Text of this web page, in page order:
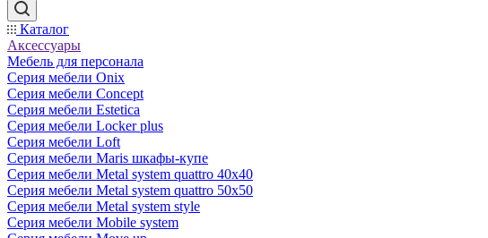
Каталог
Аксессуары
Мебель для персонала
Серия мебели Onix
Серия мебели Concept
Серия мебели Estetica
Серия мебели Locker plus
Серия мебели Loft
Серия мебели Maris шкафы-купе
Серия мебели Metal system quattro 40x40
Серия мебели Metal system quattro 50x50
Серия мебели Metal system style
Серия мебели Mobile system